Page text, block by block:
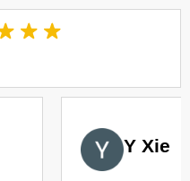
Y Xie